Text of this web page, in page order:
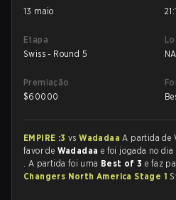
13 maio
Etapa
Swiss - Round 5
NA
Premiação
$60000
EMPIRE :3 vsWadadaaA partida de
favor de Wadadaa e foi jogada no dia
. A partida foi uma Best of 3 e faz
Changers North America Stage 1